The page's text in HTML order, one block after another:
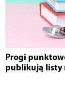
Progi
publikują listy